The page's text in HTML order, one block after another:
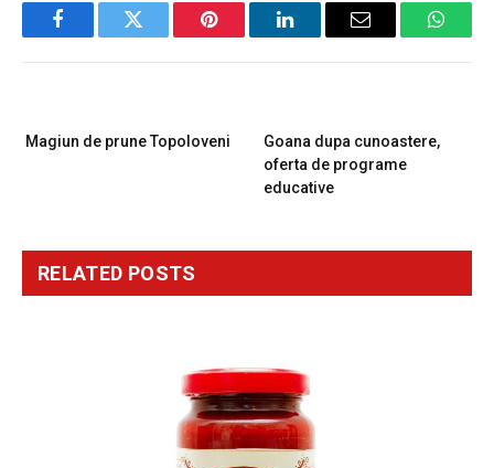
FacebookTwitter Pinterest LinkedInEmail
Magiun de prune Topoloveni
Goana dupa cunoastere,
oferta de programe
educative
RELATED POSTS